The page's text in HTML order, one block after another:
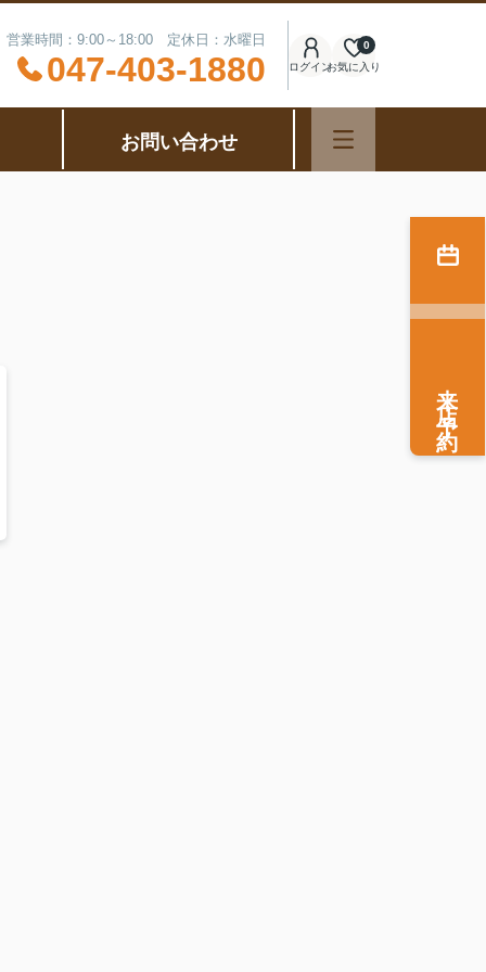
営業時間：9:00～18:00 定休日：水曜日
047-403-1880 ログインお気に入り
0
お問い合わせ
来店予約